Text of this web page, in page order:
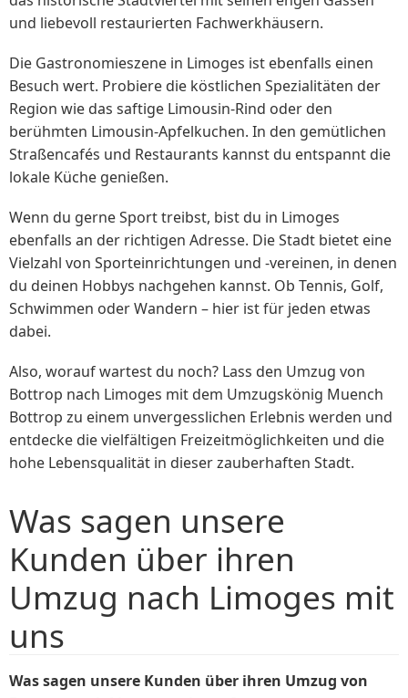
und liebevoll restaurierten Fachwerkhäusern.
Die Gastronomieszene in Limoges ist ebenfalls einen
Besuch wert. Probiere die köstlichen Spezialitäten der
Region wie das saftige Limousin-Rind oder den
berühmten Limousin-Apfelkuchen. In den gemütlichen
Straßencafés und Restaurants kannst du entspannt die
lokale Küche genießen.
Wenn du gerne Sport treibst, bist du in Limoges
ebenfalls an der richtigen Adresse. Die Stadt bietet eine
Vielzahl von Sporteinrichtungen und -vereinen, in denen
du deinen Hobbys nachgehen kannst. Ob Tennis, Golf,
Schwimmen oder Wandern – hier ist für jeden etwas
dabei.
Also, worauf wartest du noch? Lass den Umzug von
Bottrop nach Limoges mit dem Umzugskönig Muench
Bottrop zu einem unvergesslichen Erlebnis werden und
entdecke die vielfältigen Freizeitmöglichkeiten und die
hohe Lebensqualität in dieser zauberhaften Stadt.
Was sagen unsere
Kunden über ihren
Umzug nach Limoges mit
uns
Was sagen unsere Kunden über ihren Umzug von